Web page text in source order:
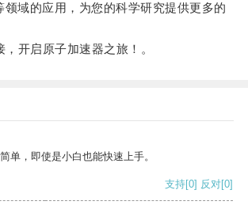
领域的应用，为您的科学研究提供更多的
开启原子加速器之旅！。
单，即使是小白也能快速上手。
支持[0] 反对[0]